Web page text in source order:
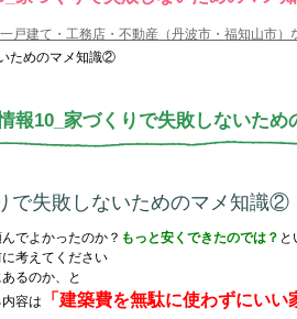
建て・工務店・不動産（丹波市・福知山市）
ためのマメ知識②
報10_家づくりで失敗しないた
で失敗しないためのマメ知識②
でよかったのか？ もっと安くできたのでは？
考えてください
るのか、と
容は
「建築費を無駄に使わずにいい